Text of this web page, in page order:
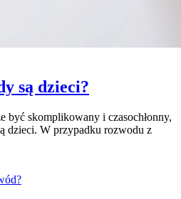
są dzieci?
być skomplikowany i czasochłonny,
dzieci. W przypadku rozwodu z